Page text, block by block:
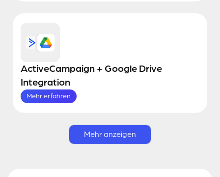
ActiveCampaign + Google Drive
Integration
Mehr erfahren
Mehr anzeigen